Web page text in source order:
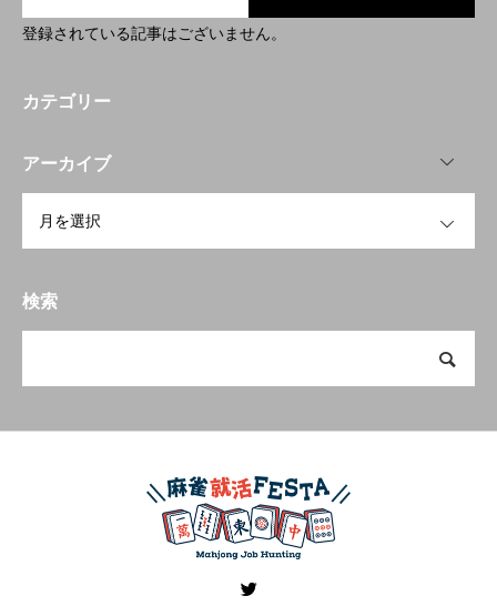
登録されている記事はございません。
カテゴリー
アーカイブ
検索